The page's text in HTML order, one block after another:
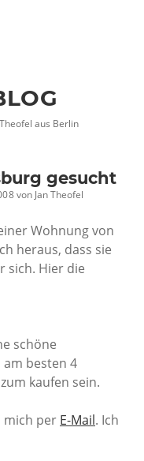
aus Berlin
gesucht
von Jan Theofel
Wohnung von
heraus, dass sie
sich. Hier die
schöne
am besten 4
kaufen sein.
mich per E-Mail. Ich